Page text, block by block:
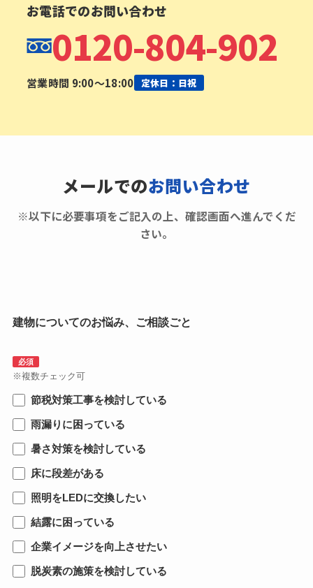
お電話でのお問い合わせ
0120-804-902
営業時間 9:00〜18:00 定休日：日祝
メールでのお問い合わせ
※以下に必要事項をご記入の上、確認画面へ進んでくだ
さい。
建物についてのお悩み、ご相談ごと
必須
※複数チェック可
節税対策工事を検討している
雨漏りに困っている
暑さ対策を検討している
床に段差がある
照明をLEDに交換したい
結露に困っている
企業イメージを向上させたい
脱炭素の施策を検討している